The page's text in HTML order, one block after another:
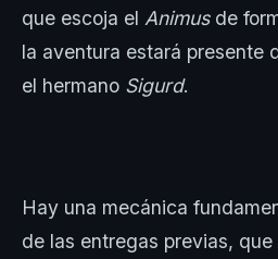
que escoja el Animus de
la aventura estará presente
el hermano Sigurd.
Hay una mecánica
de las entregas previas,